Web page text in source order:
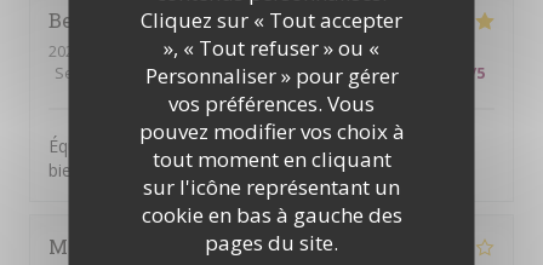
Cliquez sur « Tout accepter
», « Tout refuser » ou «
Personnaliser » pour gérer
vos préférences. Vous
pouvez modifier vos choix à
tout moment en cliquant
sur l'icône représentant un
cookie en bas à gauche des
pages du site.
Beatrice S
2026-07-14
- 19:00 - Couverts 6
Service
Ambiance: 5/5 Cuisine: 5/5 Qualité / Prix /5
Équipe accueillante. Bonne Ambiance et on y mange
bien. Je recommande
Mariam